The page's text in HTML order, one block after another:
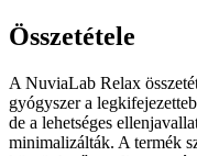
Összetétele
A NuviaLab Relax
gyógyszer a
de a lehetséges
minimalizálták. A termék